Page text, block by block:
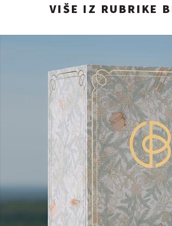
VIŠE IZ RUBRIKE